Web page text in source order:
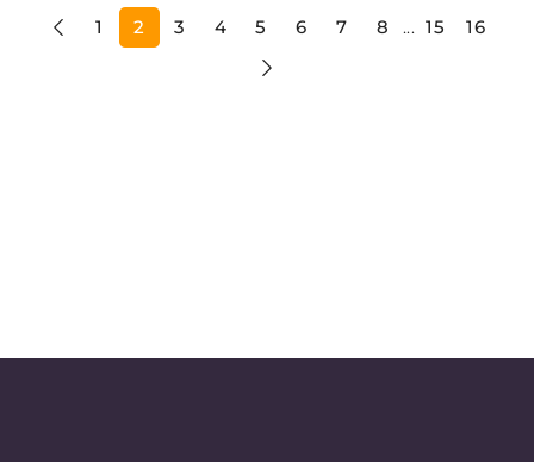
1 2 3 4 5 6 7 8 ... 15 16